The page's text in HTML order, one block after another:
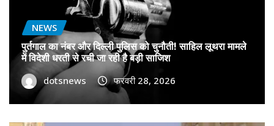
NEWS
पुर्तगाल का नंबर और दिल्ली पुलिस को चुनौती! साहिल लूथरा मामले
में विदेशी धरती से रची जा रही है बड़ी साजिश
dotsnews फरवरी 28, 2026